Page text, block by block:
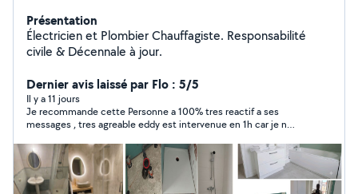
Présentation
Électricien et Plombier Chauffagiste. Responsabilité
civile & Décennale à jour.
Dernier avis laissé par Flo : 5/5
Il y a 11 jours
Je recommande cette Personne a 100% tres reactif a ses
messages , tres agreable eddy est intervenue en 1h car je n